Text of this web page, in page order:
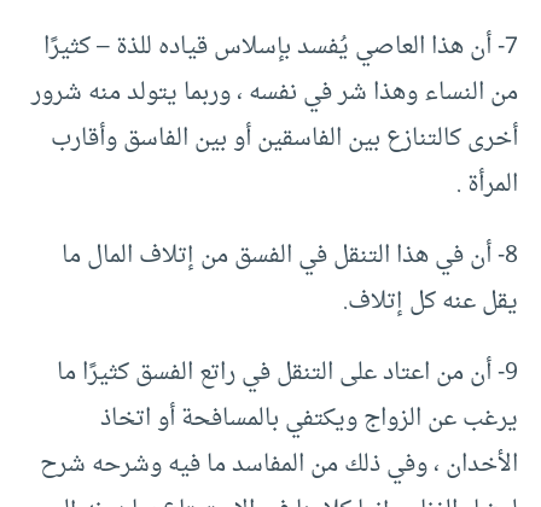
7- أن هذا العاصي يُفسد بإسلاس قياده للذة – كثيرًا
من النساء وهذا شر في نفسه ، وربما يتولد منه شرور
أخرى كالتنازع بين الفاسقين أو بين الفاسق وأقارب
المرأة .
8- أن في هذا التنقل في الفسق من إتلاف المال ما
يقل عنه كل إتلاف.
9- أن من اعتاد على التنقل في راتع الفسق كثيرًا ما
يرغب عن الزواج ويكتفي بالمسافحة أو اتخاذ
الأخدان ، وفي ذلك من المفاسد ما فيه وشرحه شرح